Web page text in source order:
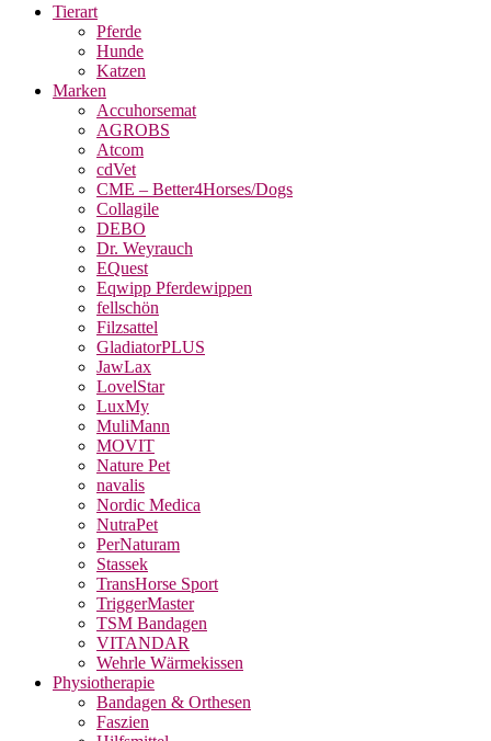
Tierart
Pferde
Hunde
Katzen
Marken
Accuhorsemat
AGROBS
Atcom
cdVet
CME – Better4Horses/Dogs
Collagile
DEBO
Dr. Weyrauch
EQuest
Eqwipp Pferdewippen
fellschön
Filzsattel
GladiatorPLUS
JawLax
LovelStar
LuxMy
MuliMann
MOVIT
Nature Pet
navalis
Nordic Medica
NutraPet
PerNaturam
Stassek
TransHorse Sport
TriggerMaster
TSM Bandagen
VITANDAR
Wehrle Wärmekissen
Physiotherapie
Bandagen & Orthesen
Faszien